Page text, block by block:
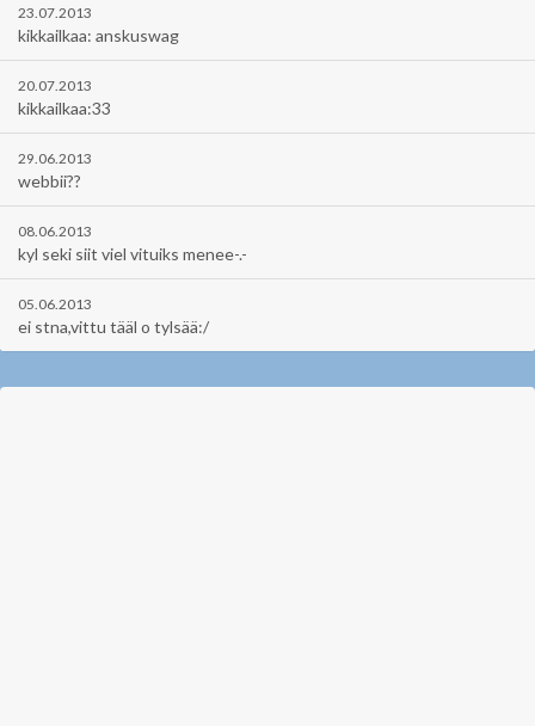
23.07.2013
kikkailkaa: anskuswag
20.07.2013
kikkailkaa:33
29.06.2013
webbii??
08.06.2013
kyl seki siit viel vituiks menee-.-
05.06.2013
ei stna,vittu tääl o tylsää:/